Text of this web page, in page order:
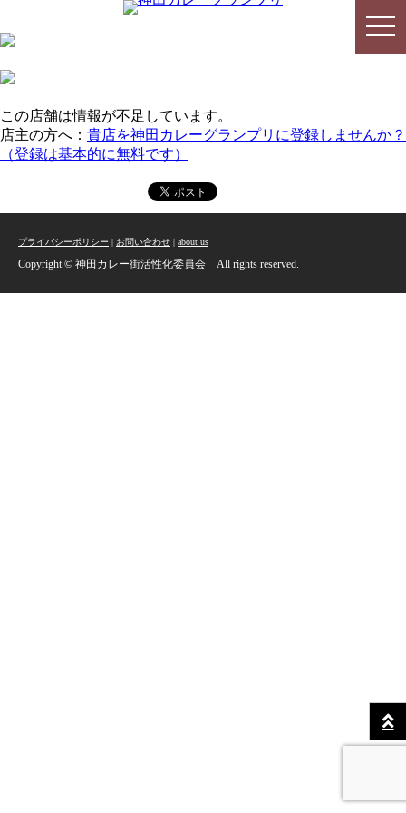
この店舗は情報が不足しています。
店主の方へ： 貴店を神田カレーグランプリに登録しませんか？
（登録は基本的に無料です）
プライバシーポリシー | お問い合わせ | about us
Copyright © 神田カレー街活性化委員会 All rights reserved.